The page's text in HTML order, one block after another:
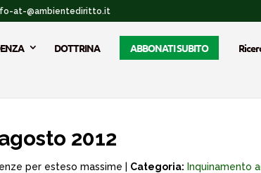
at-@ambientediritto.it
DOTTRINA ABBONATI SUBITO
2012
per esteso massime | Categoria: Inquinamento